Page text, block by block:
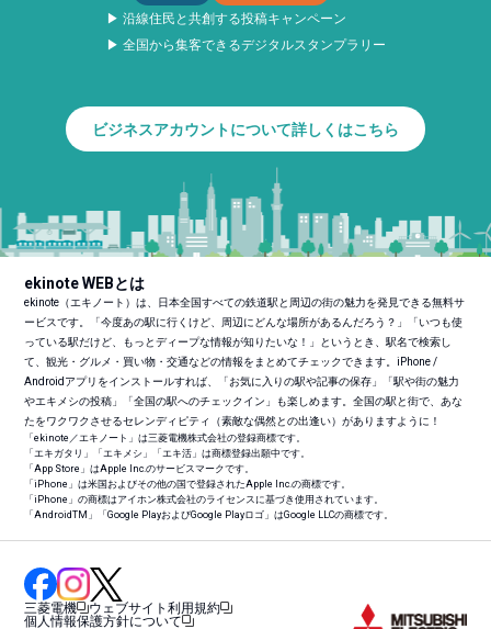
▶ 沿線住民と共創する投稿キャンペーン
▶ 全国から集客できるデジタルスタンプラリー
ビジネスアカウントについて詳しくはこちら
ekinote WEBとは
ekinote（エキノート）は、日本全国すべての鉄道駅と周辺の街の魅力を発見できる無料サ
ービスです。「今度あの駅に行くけど、周辺にどんな場所があるんだろう？」「いつも使
っている駅だけど、もっとディープな情報が知りたいな！」というとき、駅名で検索し
て、観光・グルメ・買い物・交通などの情報をまとめてチェックできます。iPhone /
Androidアプリをインストールすれば、「お気に入りの駅や記事の保存」「駅や街の魅力
やエキメシの投稿」「全国の駅へのチェックイン」も楽しめます。全国の駅と街で、あな
たをワクワクさせるセレンディピティ（素敵な偶然との出逢い）がありますように！
「ekinote／エキノート」は三菱電機株式会社の登録商標です。
「エキガタリ」「エキメシ」「エキ活」は商標登録出願中です。
「App Store」はApple Inc.のサービスマークです。
「iPhone」は米国およびその他の国で登録されたApple Inc.の商標です。
「iPhone」の商標はアイホン株式会社のライセンスに基づき使用されています。
「AndroidTM 」「Google PlayおよびGoogle Playロゴ」はGoogle LLCの商標です。
三菱電機
ウェブサイト利用規約
個人情報保護方針について